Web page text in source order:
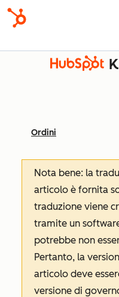
Ordini
Nota bene: la
articolo è fornita
traduzione viene
tramite un
potrebbe non
Pertanto, la
articolo deve
versione di